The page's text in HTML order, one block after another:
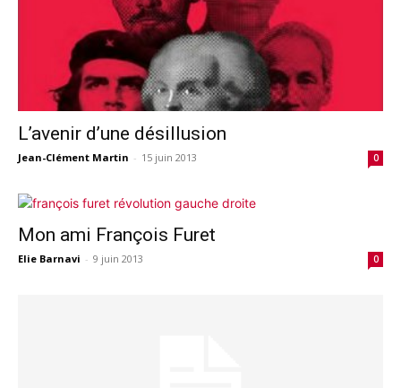
L’avenir d’une désillusion
Jean-Clément Martin - 15 juin 2013 0
Mon ami François Furet
Elie Barnavi - 9 juin 2013 0